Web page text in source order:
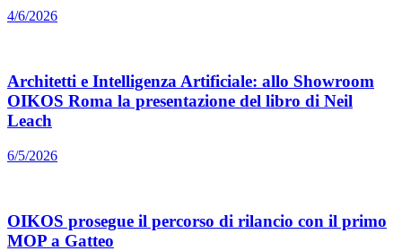
4/6/2026
Architetti e Intelligenza Artificiale: allo Showroom
OIKOS Roma la presentazione del libro di Neil
Leach
6/5/2026
OIKOS prosegue il percorso di rilancio con il primo
MOP a Gatteo